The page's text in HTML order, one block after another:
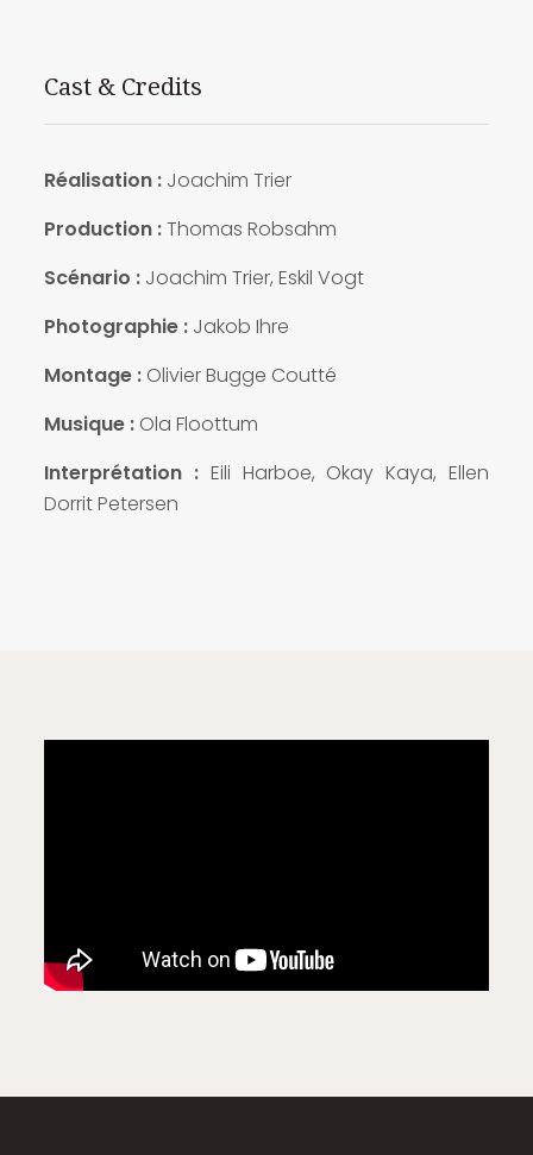
Cast & Credits
Réalisation : Joachim Trier
Production :Thomas Robsahm
Scénario : Joachim Trier, Eskil Vogt
Photographie : Jakob Ihre
Montage : Olivier Bugge Coutté
Musique : Ola Floottum
Interprétation : Eili Harboe, Okay Kaya, Ellen
Dorrit Petersen